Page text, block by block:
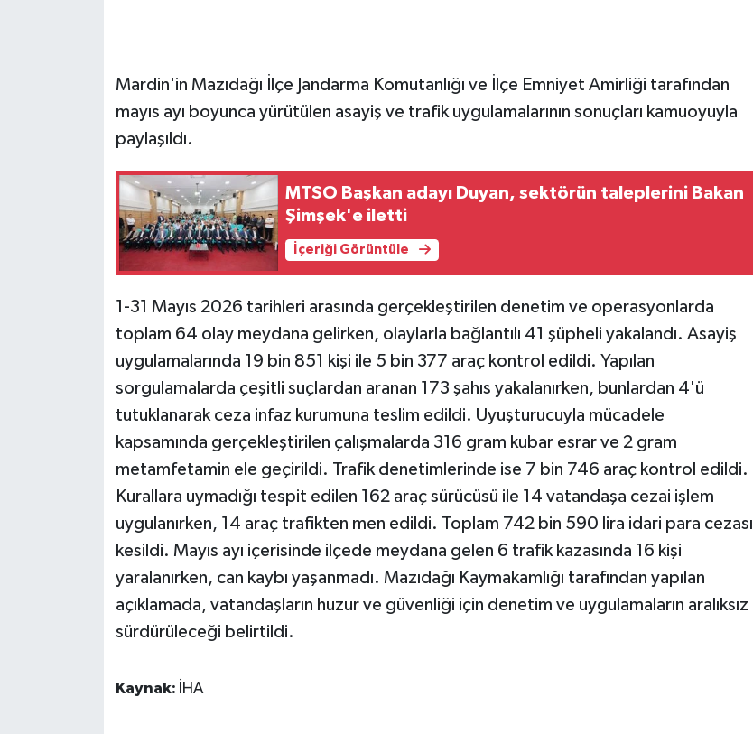
Mardin'in Mazıdağı İlçe Jandarma Komutanlığı ve İlçe Emniyet Amirliği tarafından
mayıs ayı boyunca yürütülen asayiş ve trafik uygulamalarının sonuçları kamuoyuyla
paylaşıldı.
MTSO Başkan adayı Duyan, sektörün taleplerini Bakan
Şimşek'e iletti
İçeriği Görüntüle
1-31 Mayıs 2026 tarihleri arasında gerçekleştirilen denetim ve operasyonlarda
toplam 64 olay meydana gelirken, olaylarla bağlantılı 41 şüpheli yakalandı. Asayiş
uygulamalarında 19 bin 851 kişi ile 5 bin 377 araç kontrol edildi. Yapılan
sorgulamalarda çeşitli suçlardan aranan 173 şahıs yakalanırken, bunlardan 4'ü
tutuklanarak ceza infaz kurumuna teslim edildi. Uyuşturucuyla mücadele
kapsamında gerçekleştirilen çalışmalarda 316 gram kubar esrar ve 2 gram
metamfetamin ele geçirildi. Trafik denetimlerinde ise 7 bin 746 araç kontrol edildi.
Kurallara uymadığı tespit edilen 162 araç sürücüsü ile 14 vatandaşa cezai işlem
uygulanırken, 14 araç trafikten men edildi. Toplam 742 bin 590 lira idari para cezası
kesildi. Mayıs ayı içerisinde ilçede meydana gelen 6 trafik kazasında 16 kişi
yaralanırken, can kaybı yaşanmadı. Mazıdağı Kaymakamlığı tarafından yapılan
açıklamada, vatandaşların huzur ve güvenliği için denetim ve uygulamaların aralıksız
sürdürüleceği belirtildi.
Kaynak: İHA
GÜNDEM
HABERDE İNSAN
İş Dünyası
KÜLTÜR SANAT
Otomobil
POLİTİKA
SPOR HABERLERİ